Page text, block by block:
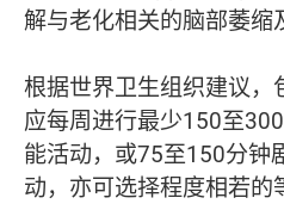
解与老化相关的脑部萎缩
根据世界卫生组织建议，
应每周进行最少150至
能活动，或75至150分钟
动，亦可选择程度相若的